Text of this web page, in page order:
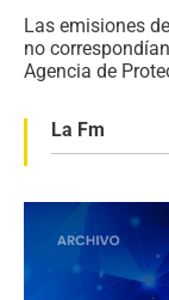
Las emisiones
no
Agencia de
La Fm